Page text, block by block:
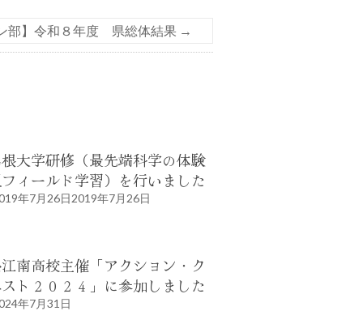
部】令和８年度 県総体結果 →
大学研修（最先端科学の体験
ィールド学習）を行いました
年7月26日2019年7月26日
南高校主催「アクション・ク
ト２０２４」に参加しました
年7月31日